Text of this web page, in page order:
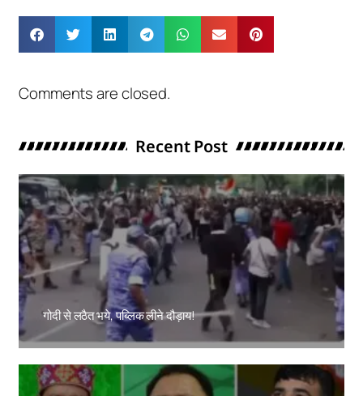
Comments are closed.
Recent Post
गोदी से लठैत भये, पब्लिक लीने दौड़ाय!
Amit Lekh